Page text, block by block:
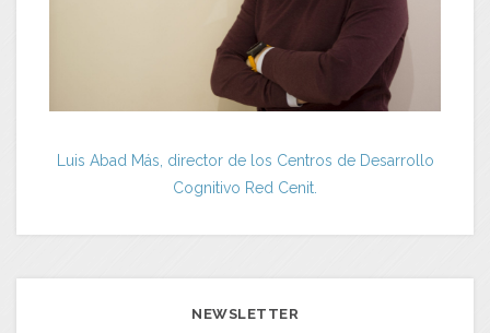
Luis Abad Más, director de los Centros de Desarrollo
Cognitivo Red Cenit.
NEWSLETTER